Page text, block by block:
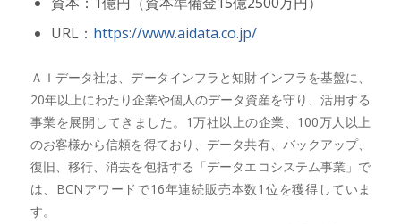
URL： https://www.aidata.co.jp/
ＡＩデータ社は、データインフラと知財インフラを基盤に、
20年以上にわたり企業や個人のデータ資産を守り、活用する
事業を展開してきました。1万社以上の企業、100万人以上
のお客様から信頼を得ており、データ共有、バックアップ、
復旧、移行、消去を包括する「データエコシステム事業」で
は、BCNアワードで16年連続販売本数1位を獲得していま
す。